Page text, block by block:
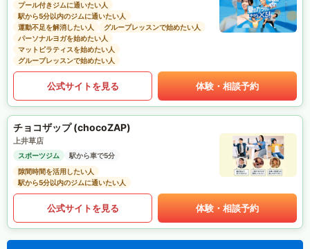
プール付きジムに通いたい人
駅から5分以内のジムに通いたい人
運動不足を解消したい人
グループレッスンで始めたい人
パーソナルヨガを始めたい人
マットピラティスを始めたい人
グループレッスンで始めたい人
公式サイトを見る 体験・相談予約
チョコザップ (chocoZAP)
上井草店
スポーツジム
駅から車で5分
隙間時間を活用したい人
駅から5分以内のジムに通いたい人
公式サイトを見る 体験・相談予約